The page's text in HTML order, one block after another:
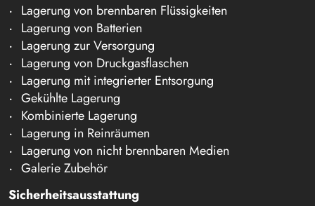
Lagerung von brennbaren Flüssigkeiten
Lagerung von Batterien
Lagerung zur Versorgung
Lagerung von Druckgasflaschen
Lagerung mit integrierter Entsorgung
Gekühlte Lagerung
Kombinierte Lagerung
Lagerung in Reinräumen
Lagerung von nicht brennbaren Medien
Galerie Zubehör
Sicherheitsausstattung